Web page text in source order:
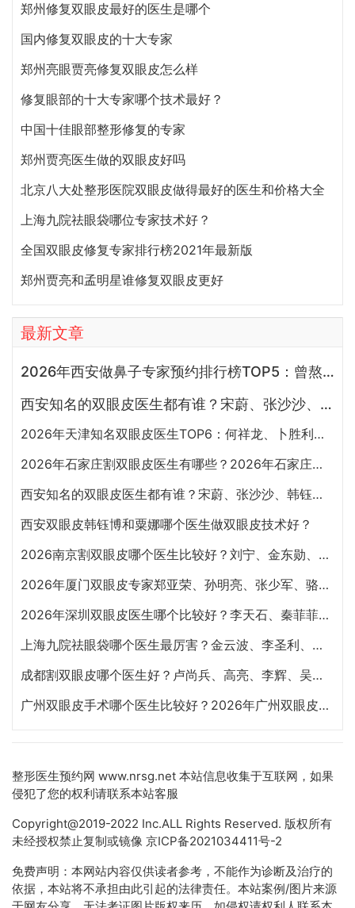
郑州修复双眼皮最好的医生是哪个
国内修复双眼皮的十大专家
郑州亮眼贾亮修复双眼皮怎么样
修复眼部的十大专家哪个技术最好？
中国十佳眼部整形修复的专家
郑州贾亮医生做的双眼皮好吗
北京八大处整形医院双眼皮做得最好的医生和价格大全
上海九院祛眼袋哪位专家技术好？
全国双眼皮修复专家排行榜2021年最新版
郑州贾亮和孟明星谁修复双眼皮更好
最新文章
2026年西安做鼻子专家预约排行榜TOP5：曾熬、霍玉旺、房志强、蒋立、刘宝军哪个更好？
西安知名的双眼皮医生都有谁？宋蔚、张沙沙、韩钰博、王璇、张文军谁做双眼皮更好？
2026年天津知名双眼皮医生TOP6：何祥龙、卜胜利、关迪剑、邵妍、夏红福、毕小丽:好？
2026年石家庄割双眼皮医生有哪些？2026年石家庄双眼皮专家预约排行榜前十名大全
西安知名的双眼皮医生都有谁？宋蔚、张沙沙、韩钰博、王璇、张文军谁做双眼皮更好？
西安双眼皮韩钰博和粟娜哪个医生做双眼皮技术好？
2026南京割双眼皮哪个医生比较好？刘宁、金东勋、朱喆辰、丁洪如、孙宗良哪个最好？
2026年厦门双眼皮专家郑亚荣、孙明亮、张少军、骆新峰、张宏、陈运生哪个最好？
2026年深圳双眼皮医生哪个比较好？李天石、秦菲菲、朱武根、田芳斌、林登文哪个最好？
上海九院祛眼袋哪个医生最厉害？金云波、李圣利、苏薇洁、孙笛、高博闻祛眼袋技术谁好？
成都割双眼皮哪个医生好？卢尚兵、高亮、李辉、吴建、杨迪、雷蕾、李萍、虞冬梅谁好？
广州双眼皮手术哪个医生比较好？2026年广州双眼皮专家预约排行榜前十名大全
整形医生预约网 www.nrsg.net 本站信息收集于互联网，如果
侵犯了您的权利请联系本站客服
Copyright@2019-2022 Inc.ALL Rights Reserved. 版权所有
未经授权禁止复制或镜像 京ICP备2021034411号-2
免费声明：本网站内容仅供读者参考，不能作为诊断及治疗的
依据，本站将不承担由此引起的法律责任。本站案例/图片来源